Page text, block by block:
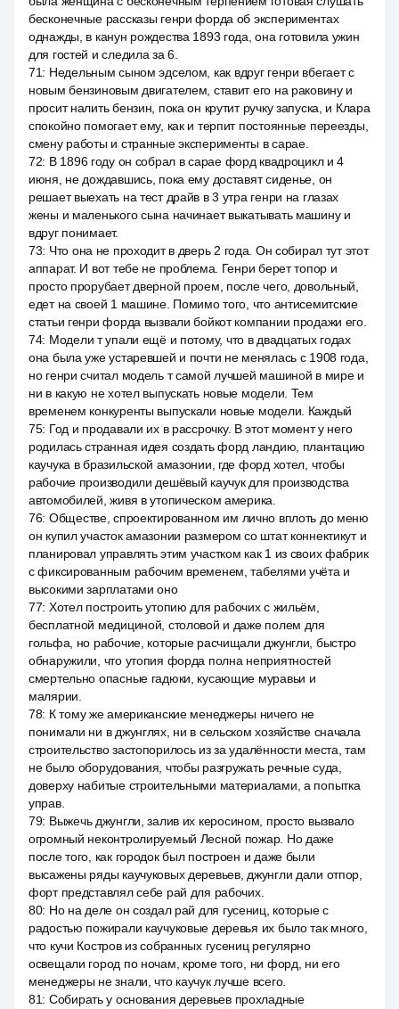
бесконечные рассказы генри форда об экспериментах
однажды, в канун рождества 1893 года, она готовила ужин
для гостей и следила за 6.
71: Недельным сыном эдселом, как вдруг генри вбегает с
новым бензиновым двигателем, ставит его на раковину и
просит налить бензин, пока он крутит ручку запуска, и Клара
спокойно помогает ему, как и терпит постоянные переезды,
смену работы и странные эксперименты в сарае.
72: В 1896 году он собрал в сарае форд квадроцикл и 4
июня, не дождавшись, пока ему доставят сиденье, он
решает выехать на тест драйв в 3 утра генри на глазах
жены и маленького сына начинает выкатывать машину и
вдруг понимает.
73: Что она не проходит в дверь 2 года. Он собирал тут этот
аппарат. И вот тебе не проблема. Генри берет топор и
просто прорубает дверной проем, после чего, довольный,
едет на своей 1 машине. Помимо того, что антисемитские
статьи генри форда вызвали бойкот компании продажи его.
74: Модели т упали ещё и потому, что в двадцатых годах
она была уже устаревшей и почти не менялась с 1908 года,
но генри считал модель т самой лучшей машиной в мире и
ни в какую не хотел выпускать новые модели. Тем
временем конкуренты выпускали новые модели. Каждый
75: Год и продавали их в рассрочку. В этот момент у него
родилась странная идея создать форд ландию, плантацию
каучука в бразильской амазонии, где форд хотел, чтобы
рабочие производили дешёвый каучук для производства
автомобилей, живя в утопическом америка.
76: Обществе, спроектированном им лично вплоть до меню
он купил участок амазонии размером со штат коннектикут и
планировал управлять этим участком как 1 из своих фабрик
с фиксированным рабочим временем, табелями учёта и
высокими зарплатами оно
77: Хотел построить утопию для рабочих с жильём,
бесплатной медициной, столовой и даже полем для
гольфа, но рабочие, которые расчищали джунгли, быстро
обнаружили, что утопия форда полна неприятностей
смертельно опасные гадюки, кусающие муравьи и
малярии.
78: К тому же американские менеджеры ничего не
понимали ни в джунглях, ни в сельском хозяйстве сначала
строительство застопорилось из за удалённости места, там
не было оборудования, чтобы разгружать речные суда,
доверху набитые строительными материалами, а попытка
управ.
79: Выжечь джунгли, залив их керосином, просто вызвало
огромный неконтролируемый Лесной пожар. Но даже
после того, как городок был построен и даже были
высажены ряды каучуковых деревьев, джунгли дали отпор,
форт представлял себе рай для рабочих.
80: Но на деле он создал рай для гусениц, которые с
радостью пожирали каучуковые деревья их было так много,
что кучи Костров из собранных гусениц регулярно
освещали город по ночам, кроме того, ни форд, ни его
менеджеры не знали, что каучук лучше всего.
81: Собирать у основания деревьев прохладные